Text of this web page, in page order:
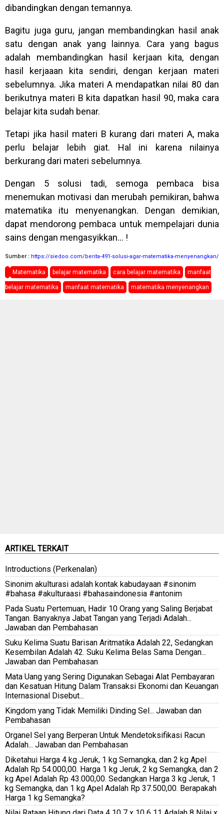
dibandingkan dengan temannya.
Bagitu juga guru, jangan membandingkan hasil anak
satu dengan anak yang lainnya. Cara yang bagus
adalah membandingkan hasil kerjaan kita, dengan
hasil kerjaaan kita sendiri, dengan kerjaan materi
sebelumnya. Jika materi A mendapatkan nilai 80 dan
berikutnya materi B kita dapatkan hasil 90, maka cara
belajar kita sudah benar.
Tetapi jika hasil materi B kurang dari materi A, maka
perlu belajar lebih giat. Hal ini karena nilainya
berkurang dari materi sebelumnya.
Dengan 5 solusi tadi, semoga pembaca bisa
menemukan motivasi dan merubah pemikiran, bahwa
matematika itu menyenangkan. Dengan demikian,
dapat mendorong pembaca untuk mempelajari dunia
sains dengan mengasyikkan... !
Sumber : https://siedoo.com/berita-491-solusi-agar-matematika-menyenangkan/
Matematika belajar matematika cara belajar matematika manfaat
belajar matematika manfaat matematika matematika menyenangkan
ARTIKEL TERKAIT
Introductions (Perkenalan)
Sinonim akulturasi adalah kontak kabudayaan #sinonim
#bahasa #akulturaasi #bahasaindonesia #antonim
Pada Suatu Pertemuan, Hadir 10 Orang yang Saling Berjabat
Tangan. Banyaknya Jabat Tangan yang Terjadi Adalah...
Jawaban dan Pembahasan
Suku Kelima Suatu Barisan Aritmatika Adalah 22, Sedangkan
Kesembilan Adalah 42. Suku Kelima Belas Sama Dengan...
Jawaban dan Pembahasan
Mata Uang yang Sering Digunakan Sebagai Alat Pembayaran
dan Kesatuan Hitung Dalam Transaksi Ekonomi dan Keuangan
Internasional Disebut...
Kingdom yang Tidak Memiliki Dinding Sel... Jawaban dan
Pembahasan
Organel Sel yang Berperan Untuk Mendetoksifikasi Racun
Adalah... Jawaban dan Pembahasan
Diketahui Harga 4 kg Jeruk, 1 kg Semangka, dan 2 kg Apel
Adalah Rp 54.000,00. Harga 1 kg Jeruk, 2 kg Semangka, dan 2
kg Apel Adalah Rp 43.000,00. Sedangkan Harga 3 kg Jeruk, 1
kg Semangka, dan 1 kg Apel Adalah Rp 37.500,00. Berapakah
Harga 1 kg Semangka?